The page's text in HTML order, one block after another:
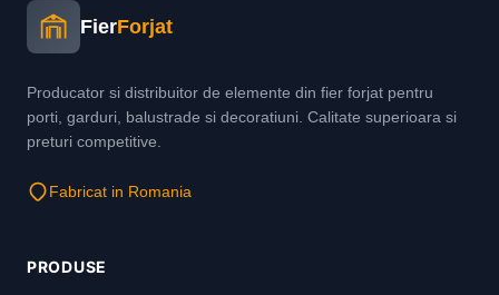
FierForjat
Producator si distribuitor de elemente din fier forjat pentru
porti, garduri, balustrade si decoratiuni. Calitate superioara si
preturi competitive.
Fabricat in Romania
PRODUSE